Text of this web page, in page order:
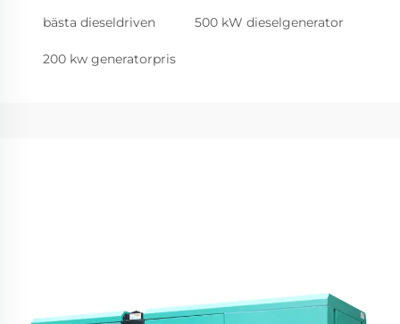
bästa dieseldriven 500 kW dieselgenerator
200 kw generatorpris